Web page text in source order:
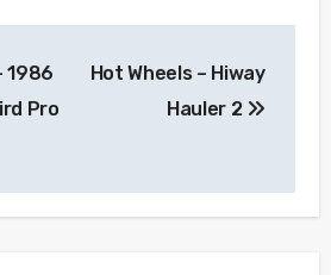
1986
Pro
Hot Wheels – Hiway
Hauler 2